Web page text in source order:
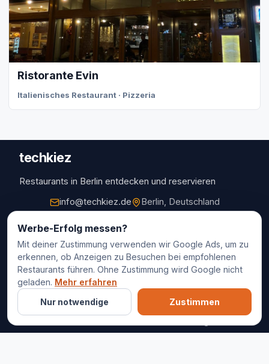
Ristorante Evin
Italienisches Restaurant · Pizzeria
techkiez
Restaurants in Berlin entdecken und reservieren
info@techkiez.de
Berlin, Deutschland
Restaurants
Restaurantauswahl
Für Unternehmen
Kontakt
© 2025 techkiez. Alle Rechte vorbehalten.
Werbe-Erfolg messen?
Mit deiner Zustimmung verwenden wir Google Ads, um zu
erkennen, ob Anzeigen zu Besuchen bei empfohlenen
Restaurants führen. Ohne Zustimmung wird Google nicht
geladen. Mehr erfahren
Nur notwendige
Zustimmen